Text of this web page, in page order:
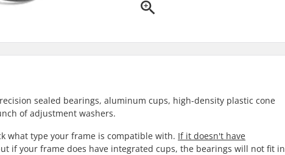
sealed bearings, aluminum cups, high-density plastic cone
of adjustment washers.
what type your frame is compatible with. If it doesn't have
if your frame does have integrated cups, the bearings will not fit in